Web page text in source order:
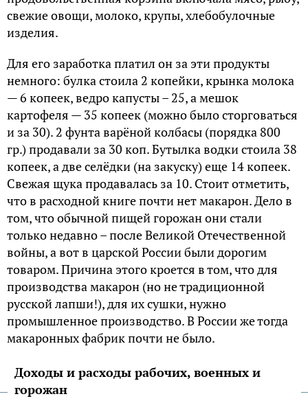
свежие овощи, молоко, крупы, хлебобулочные
изделия.
Для его заработка платил он за эти продукты
немного: булка стоила 2 копейки, крынка молока
— 6 копеек, ведро капусты – 25, а мешок
картофеля — 35 копеек (можно было сторговаться
и за 30). 2 фунта варёной колбасы (порядка 800
гр.) продавали за 30 коп. Бутылка водки стоила 38
копеек, а две селёдки (на закуску) еще 14 копеек.
Свежая щука продавалась за 10. Стоит отметить,
что в расходной книге почти нет макарон. Дело в
том, что обычной пищей горожан они стали
только недавно – после Великой Отечественной
войны, а вот в царской России были дорогим
товаром. Причина этого кроется в том, что для
производства макарон (но не традиционной
русской лапши!), для их сушки, нужно
промышленное производство. В России же тогда
макаронных фабрик почти не было.
Доходы и расходы рабочих, военных и
горожан